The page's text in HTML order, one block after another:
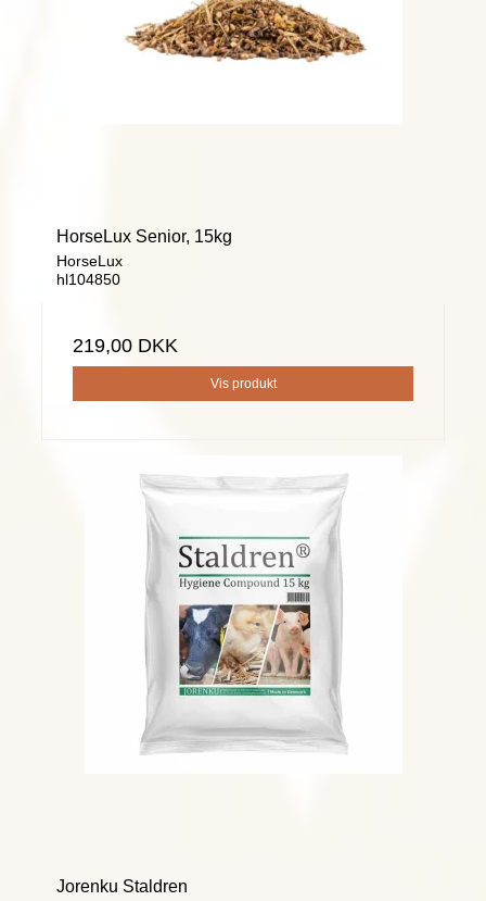
HorseLux Senior, 15kg
HorseLux
hl104850
219,00 DKK
Vis produkt
Jorenku Staldren